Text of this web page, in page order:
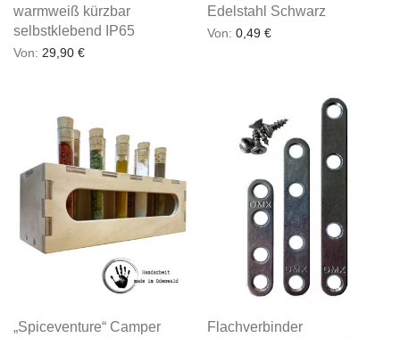
warmweiß kürzbar
selbstklebend IP65
Von: 29,90 €
Edelstahl Schwarz
Von: 0,49 €
„Spiceventure“ Camper
Flachverbinder